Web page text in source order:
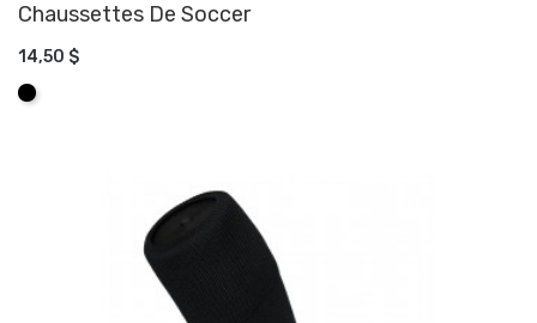
Chaussettes De Soccer
14,50 $
Noir